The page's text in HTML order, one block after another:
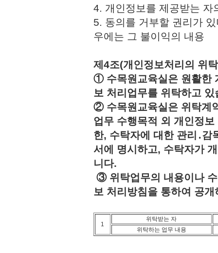
4. 개인정보를 제공받는
5. 동의를 거부할 권리가
우에는 그 불이익의 내용
제4조(개인정보처리의 위
① 수목원교육실은 원활한
보 처리업무를 위탁하고
② 수목원교육실은 위탁계
업무 수행목적 외 개인정
한, 수탁자에 대한 관리․감
서에 명시하고, 수탁자가
니다.
③ 위탁업무의 내용이나
보 처리방침을 통하여 공
1
위탁받는 자
위탁하는 업무 내용